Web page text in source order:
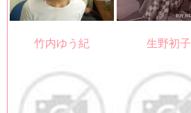
竹内ゆう紀 生野初子